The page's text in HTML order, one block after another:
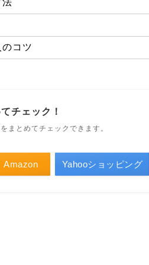
コツ
チェック！
まとめてチェックできます。
Amazon Yahooショッピング